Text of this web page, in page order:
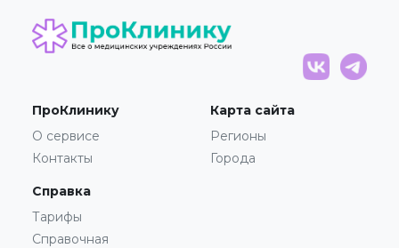
ПроКлинику
О сервисе
Контакты
Карта сайта
Регионы
Города
Справка
Тарифы
Справочная